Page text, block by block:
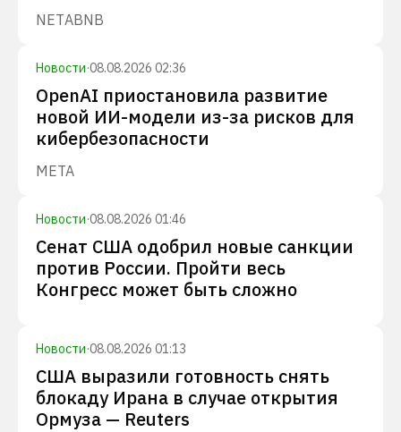
NETABNB
Новости·08.08.2026 02:36
OpenAI приостановила развитие
новой ИИ-модели из-за рисков для
кибербезопасности
META
Новости·08.08.2026 01:46
Сенат США одобрил новые санкции
против России. Пройти весь
Конгресс может быть сложно
Новости·08.08.2026 01:13
США выразили готовность снять
блокаду Ирана в случае открытия
Ормуза — Reuters